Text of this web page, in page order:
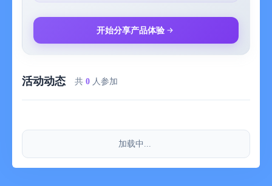
开始分享产品体验
活动动态 共 0 人参加
加载中...